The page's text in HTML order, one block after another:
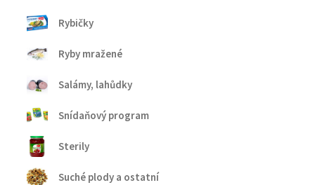
Rybičky
Ryby mražené
Salámy, lahůdky
Snídaňový program
Sterily
Suché plody a ostatní